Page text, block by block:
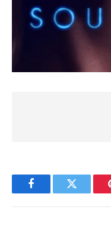
FacebookTwitter